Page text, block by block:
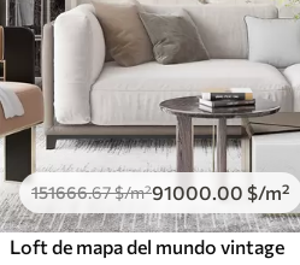
151666.67$/m²91000 .00 $/m²
Loft de mapa del mundo vintage